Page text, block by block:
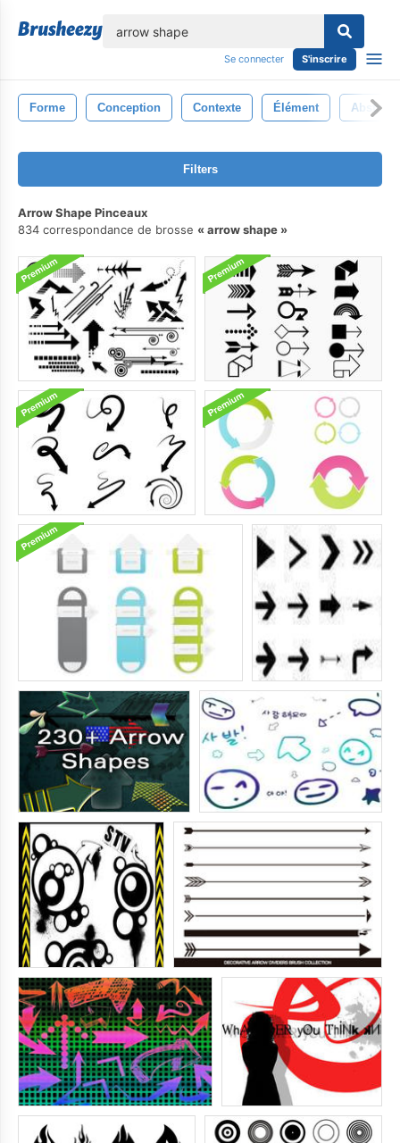
Se connecter S'inscrire
Forme Conception Contexte Élément Abstrait
Filters
Arrow Shape Pinceaux
834 correspondance de brosse
arrow shape